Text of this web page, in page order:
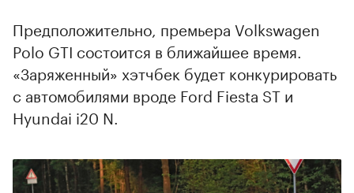
Предположительно, премьера Volkswagen
Polo GTI состоится в ближайшее время.
«Заряженный» хэтчбек будет конкурировать
с автомобилями вроде Ford Fiesta ST и
Hyundai i20 N.